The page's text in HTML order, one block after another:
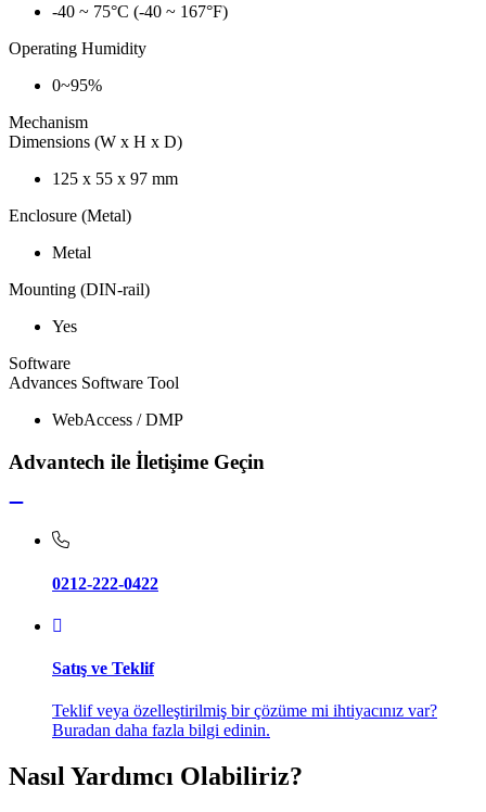
-40 ~ 75°C (-40 ~ 167°F)
Operating Humidity
0~95%
Mechanism
Dimensions (W x H x D)
125 x 55 x 97 mm
Enclosure (Metal)
Metal
Mounting (DIN-rail)
Yes
Software
Advances Software Tool
WebAccess / DMP
Advantech ile İletişime Geçin
0212-222-0422
Satış ve Teklif
Teklif veya özelleştirilmiş bir çözüme mi ihtiyacınız var?
Buradan daha fazla bilgi edinin.
Nasıl Yardımcı Olabiliriz?